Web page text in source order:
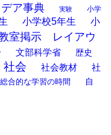
ア事典 実験
小学
小学校5年生
小
室掲示 レイアウ
文部科学省 歴史
社会 社会教材
社
総合的な学習の時間
自